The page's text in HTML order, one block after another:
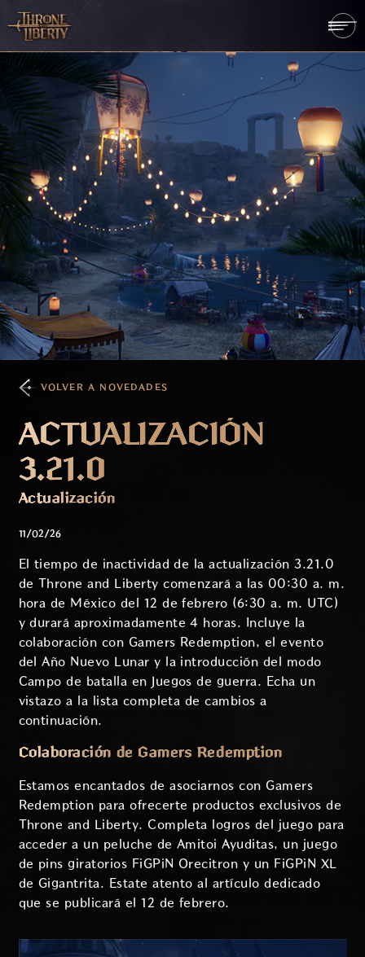
VOLVER A NOVEDADES
ACTUALIZACIÓN
3.21.0
Actualización
11/02/26
El tiempo de inactividad de la actualización 3.21.0
de Throne and Liberty comenzará a las 00:30 a. m.
hora de México del 12 de febrero (6:30 a. m. UTC)
y durará aproximadamente 4 horas. Incluye la
colaboración con Gamers Redemption, el evento
del Año Nuevo Lunar y la introducción del modo
Campo de batalla en Juegos de guerra. Echa un
vistazo a la lista completa de cambios a
continuación.
Colaboración de Gamers Redemption
Estamos encantados de asociarnos con Gamers
Redemption para ofrecerte productos exclusivos de
Throne and Liberty. Completa logros del juego para
acceder a un peluche de Amitoi Ayuditas, un juego
de pins giratorios FiGPiN Orecitron y un FiGPiN XL
de Gigantrita. Estate atento al artículo dedicado
que se publicará el 12 de febrero.